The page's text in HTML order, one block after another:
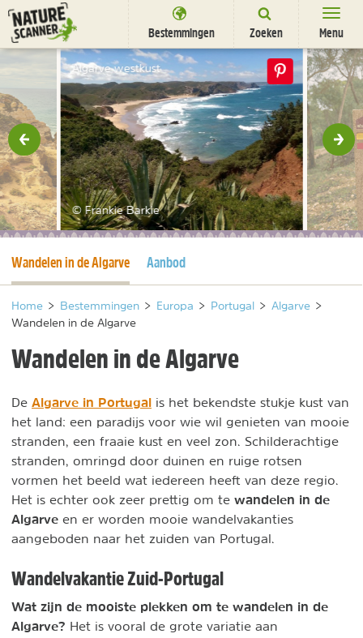
Ga
naar
content
Bestemmingen Zoeken Menu
Bestemmingen
Overnachten
Activiteiten
Natuurparken
Dieren
Nieuwsbrief Uitgelicht
Algarve westkust
© Frankie Barkie
Huidige pagina
Wandelen in de Algarve Aanbod
Home > Bestemmingen > Europa > Portugal > Algarve >
Wandelen in de Algarve
Wandelen in de Algarve
De Algarve in Portugal is het bekendste stukje kust van
het land: een paradijs voor wie wil genieten van mooie
stranden, een fraaie kust en veel zon. Schilderachtige
stranden, omringd door duinen en ruige rotsen
vormen het beeld wat iedereen heeft van deze regio.
Het is echter ook zeer prettig om te wandelen in de
Algarve en er worden mooie wandelvakanties
aangeboden naar het zuiden van Portugal.
Wandelvakantie Zuid-Portugal
Wat zijn de mooiste plekken om te wandelen in de
Algarve? Het is vooral de grote variatie aan